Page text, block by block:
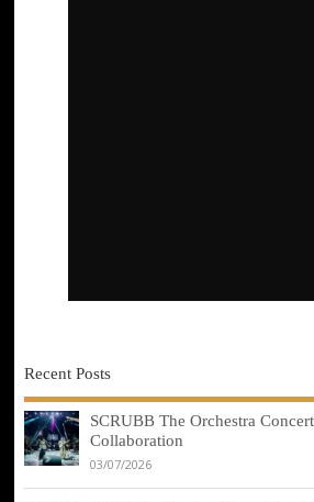
Recent Posts
SCRUBB The Orchestra
Collaboration
03/07/2026